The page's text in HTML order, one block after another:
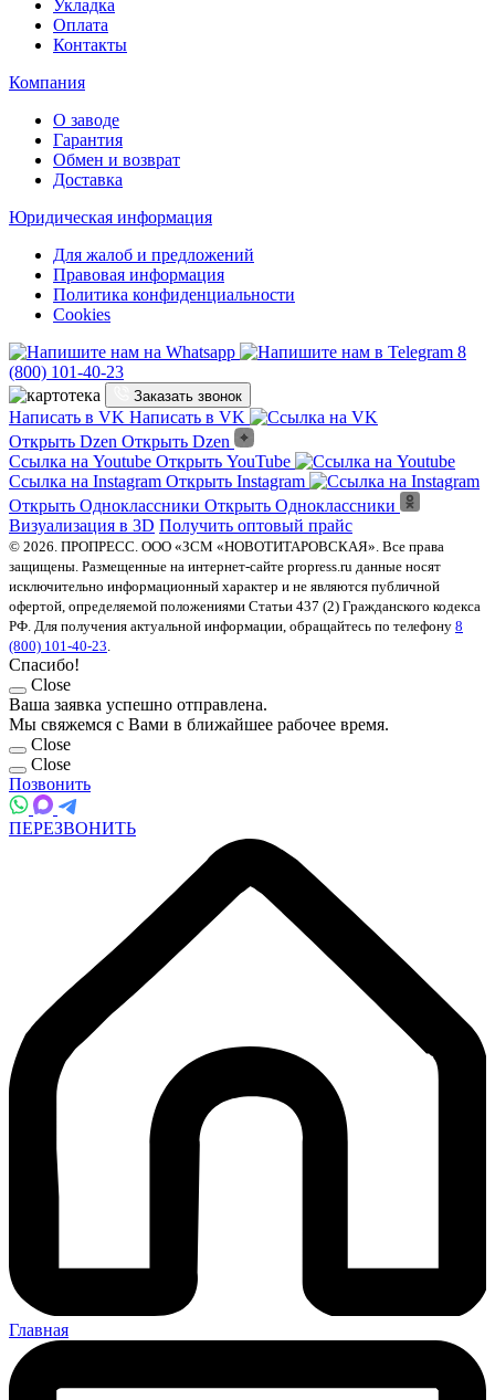
Укладка
Оплата
Контакты
Компания
О заводе
Гарантия
Обмен и возврат
Доставка
Юридическая информация
Для жалоб и предложений
Правовая информация
Политика конфиденциальности
Cookies
8
(800) 101-40-23
Заказать звонок
Написать в VK Написать в VK
Открыть Dzen Открыть Dzen
Ссылка на Youtube Открыть YouTube
Ссылка на Instagram Открыть Instagram
Открыть Одноклассники Открыть Одноклассники
Визуализация в 3D Получить оптовый прайс
© 2026. ПРОПРЕСС. ООО «ЗСМ «НОВОТИТАРОВСКАЯ». Все права
защищены. Размещенные на интернет-сайте propress.ru данные носят
исключительно информационный характер и не являются публичной
офертой, определяемой положениями Статьи 437 (2) Гражданского кодекса
РФ. Для получения актуальной информации, обращайтесь по телефону 8
(800) 101-40-23
Спасибо!
Close
Ваша заявка успешно отправлена.
Мы свяжемся с Вами в ближайшее рабочее время.
Close
Close
Позвонить
ПЕРЕЗВОНИТЬ
Главная